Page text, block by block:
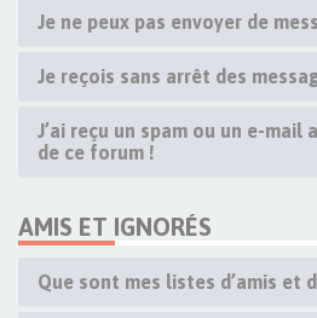
Je ne peux pas envoyer de
Je reçois sans arrêt des
J’ai reçu un spam ou un e-mail
de ce forum !
AMIS ET IGNORÉS
Que sont mes listes d’amis et